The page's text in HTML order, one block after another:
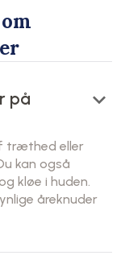
på
keyboard_arrow_down
træthed eller
kan også
kløe i huden.
åreknuder